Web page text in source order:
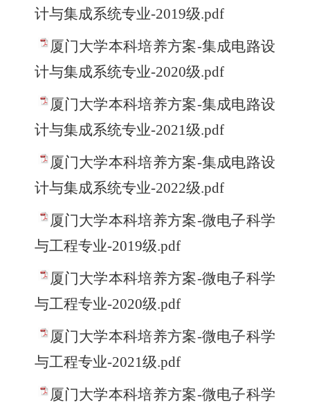
计与集成系统专业-2019级.pdf
厦门大学本科培养方案-集成电路设
计与集成系统专业-2020级.pdf
厦门大学本科培养方案-集成电路设
计与集成系统专业-2021级.pdf
厦门大学本科培养方案-集成电路设
计与集成系统专业-2022级.pdf
厦门大学本科培养方案-微电子科学
与工程专业-2019级.pdf
厦门大学本科培养方案-微电子科学
与工程专业-2020级.pdf
厦门大学本科培养方案-微电子科学
与工程专业-2021级.pdf
厦门大学本科培养方案-微电子科学